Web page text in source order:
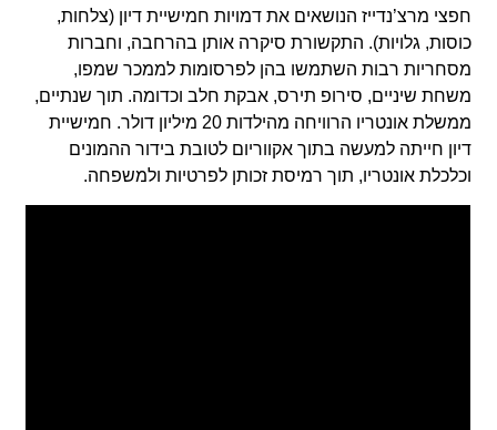
חפצי מרצ’נדייז הנושאים את דמויות חמישיית דיון (צלחות,
כוסות, גלויות). התקשורת סיקרה אותן בהרחבה, וחברות
מסחריות רבות השתמשו בהן לפרסומות לממכר שמפו,
משחת שיניים, סירופ תירס, אבקת חלב וכדומה. תוך שנתיים,
ממשלת אונטריו הרוויחה מהילדות 20 מיליון דולר. חמישיית
דיון חייתה למעשה בתוך אקווריום לטובת בידור ההמונים
וכלכלת אונטריו, תוך רמיסת זכותן לפרטיות ולמשפחה.